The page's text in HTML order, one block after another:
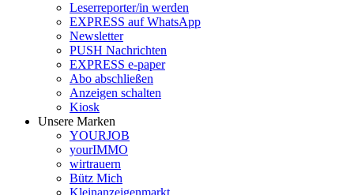
Leserreporter/in werden
EXPRESS auf WhatsApp
Newsletter
PUSH Nachrichten
EXPRESS e-paper
Abo abschließen
Anzeigen schalten
Kiosk
Unsere Marken
YOURJOB
yourIMMO
wirtrauern
Bütz Mich